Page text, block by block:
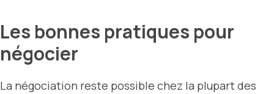
Les bonnes pratiques pour
négocier
La négociation reste possible chez la plupart des